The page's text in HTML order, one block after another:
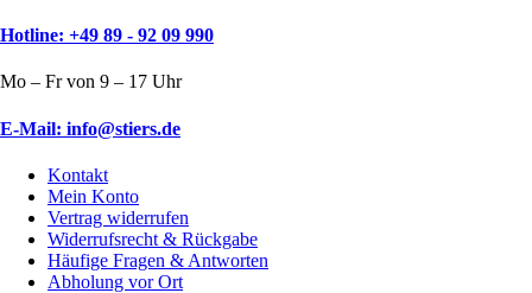
Hotline: +49 89 - 92 09 990
Mo – Fr von 9 – 17 Uhr
E-Mail: info@stiers.de
Kontakt
Mein Konto
Vertrag widerrufen
Widerrufsrecht & Rückgabe
Häufige Fragen & Antworten
Abholung vor Ort